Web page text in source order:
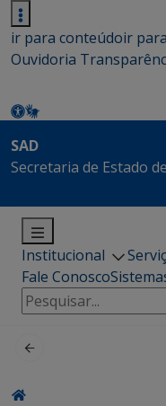
ir para conteúdoir
Ouvidoria
SAD
Secretaria de Estado
Institucional
Fale Conosco
Pesquisar
por: